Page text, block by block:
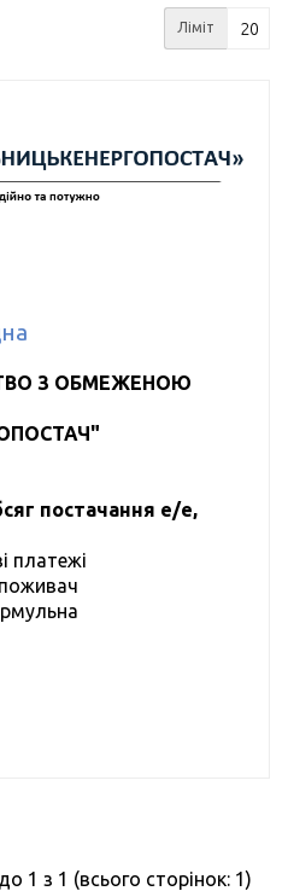
Ліміт
З ОБМЕЖЕНОЮ
постачання е/е,
платежі
1 з 1 (всього сторінок: 1)